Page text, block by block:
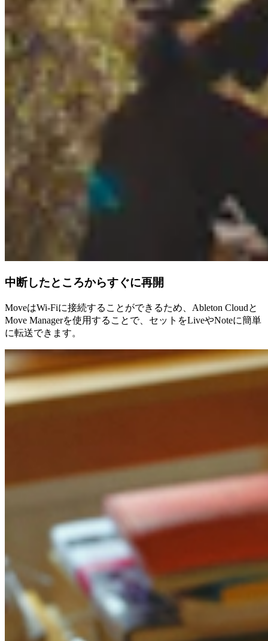
中断したところからすぐに再開
MoveはWi-Fiに接続することができるため、Ableton Cloudと
Move Managerを使用することで、セットをLiveやNoteに簡単
に転送できます。